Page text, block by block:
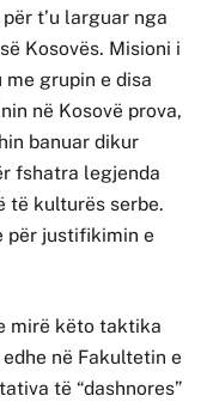
t’u larguar nga
Kosovës. Misioni i
me grupin e disa
në Kosovë prova,
banuar dikur
fshatra legjenda
të kulturës serbe.
për justifikimin e
mirë këto taktika
në Fakultetin e
të “dashnores”